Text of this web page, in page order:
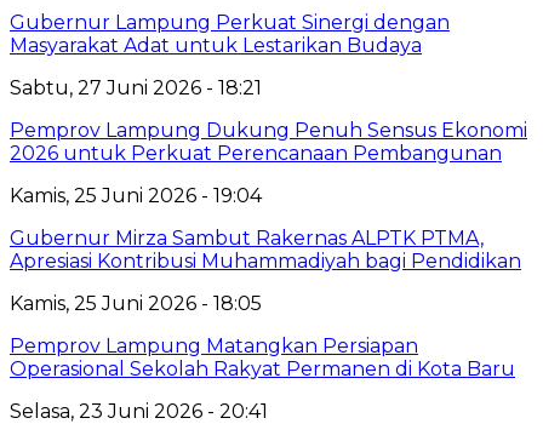
Gubernur Lampung Perkuat Sinergi dengan
Masyarakat Adat untuk Lestarikan Budaya
Sabtu, 27 Juni 2026 - 18:21
Pemprov Lampung Dukung Penuh Sensus Ekonomi
2026 untuk Perkuat Perencanaan Pembangunan
Kamis, 25 Juni 2026 - 19:04
Gubernur Mirza Sambut Rakernas ALPTK PTMA,
Apresiasi Kontribusi Muhammadiyah bagi Pendidikan
Kamis, 25 Juni 2026 - 18:05
Pemprov Lampung Matangkan Persiapan
Operasional Sekolah Rakyat Permanen di Kota Baru
Selasa, 23 Juni 2026 - 20:41